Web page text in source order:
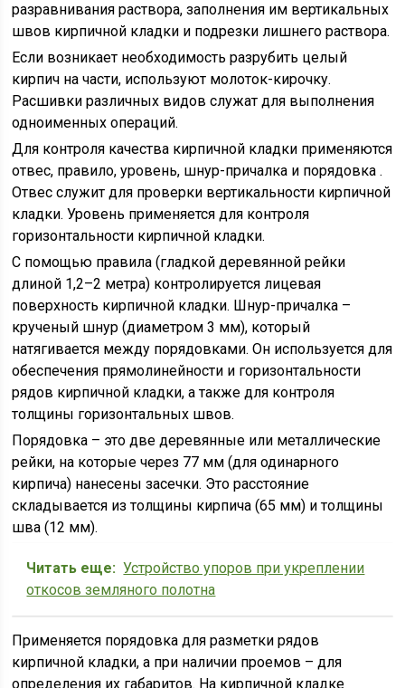
разравнивания раствора, заполнения им вертикальных
швов кирпичной кладки и подрезки лишнего раствора.
Если возникает необходимость разрубить целый
кирпич на части, используют молоток-кирочку.
Расшивки различных видов служат для выполнения
одноименных операций.
Для контроля качества кирпичной кладки применяются
отвес, правило, уровень, шнур-причалка и порядовка .
Отвес служит для проверки вертикальности кирпичной
кладки. Уровень применяется для контроля
горизонтальности кирпичной кладки.
С помощью правила (гладкой деревянной рейки
длиной 1,2–2 метра) контролируется лицевая
поверхность кирпичной кладки. Шнур-причалка –
крученый шнур (диаметром 3 мм), который
натягивается между порядовками. Он используется для
обеспечения прямолинейности и горизонтальности
рядов кирпичной кладки, а также для контроля
толщины горизонтальных швов.
Порядовка – это две деревянные или металлические
рейки, на которые через 77 мм (для одинарного
кирпича) нанесены засечки. Это расстояние
складывается из толщины кирпича (65 мм) и толщины
шва (12 мм).
Читать еще: Устройство упоров при укреплении
откосов земляного полотна
Применяется порядовка для разметки рядов
кирпичной кладки, а при наличии проемов – для
определения их габаритов. На кирпичной кладке